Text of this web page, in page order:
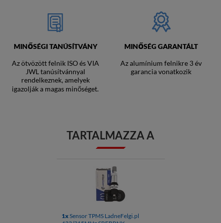
MINŐSÉGI TANÚSÍTVÁNY
Az ötvözött felnik ISO és VIA
JWL tanúsítvánnyal
rendelkeznek, amelyek
igazolják a magas minőséget.
MINŐSÉG GARANTÁLT
Az alumínium felnikre 3 év
garancia vonatkozik
TARTALMAZZA A
1xSensor TPMS LadneFelgi.pl